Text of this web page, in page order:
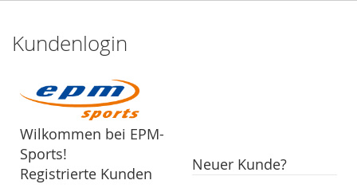
Kundenlogin
Wilkommen bei EPM-
Sports!
Registrierte Kunden
Neuer Kunde?